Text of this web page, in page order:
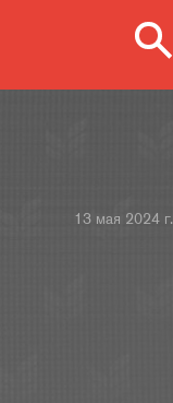
13 мая 2024 г.